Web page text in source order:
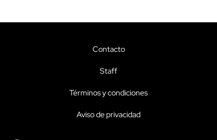
Contacto
Staff
Términos y condiciones
Aviso de privacidad